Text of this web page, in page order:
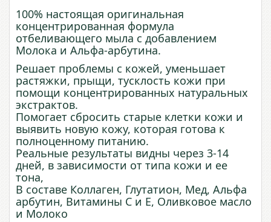
100% настоящая оригинальная
концентрированная формула
отбеливающего мыла с добавлением
Молока и Альфа-арбутина.
Решает проблемы с кожей, уменьшает
растяжки, прыщи, тусклость кожи при
помощи концентрированных натуральных
экстрактов.
Помогает сбросить старые клетки кожи и
выявить новую кожу, которая готова к
полноценному питанию.
Реальные результаты видны через 3-14
дней, в зависимости от типа кожи и ее
тона,
В составе Коллаген, Глутатион, Мед, Альфа
арбутин, Витамины С и Е, Оливковое масло
и Молоко